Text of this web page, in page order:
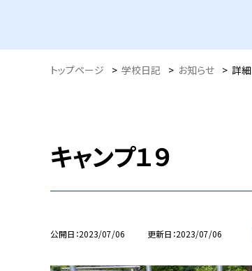
トップページ > 学校日記 > お知らせ > 詳細
キャンプ１９
公開日 2023/07/06 更新日 2023/07/06